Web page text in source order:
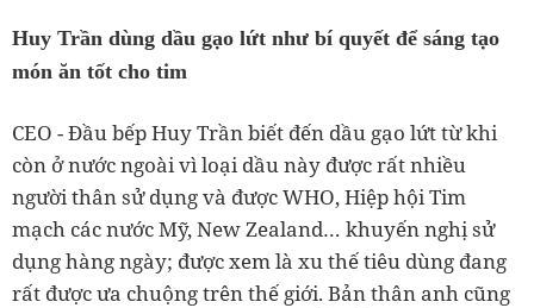
Huy Trần dùng dầu gạo lứt như bí quyết để sáng tạo
món ăn tốt cho tim
CEO - Đầu bếp Huy Trần biết đến dầu gạo lứt từ khi
còn ở nước ngoài vì loại dầu này được rất nhiều
người thân sử dụng và được WHO, Hiệp hội Tim
mạch các nước Mỹ, New Zealand… khuyến nghị sử
dụng hàng ngày; được xem là xu thế tiêu dùng đang
rất được ưa chuộng trên thế giới. Bản thân anh cũng